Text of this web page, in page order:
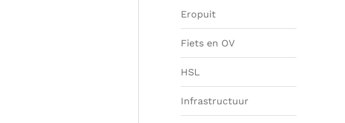
Eropuit
Fiets en OV
HSL
Infrastructuur